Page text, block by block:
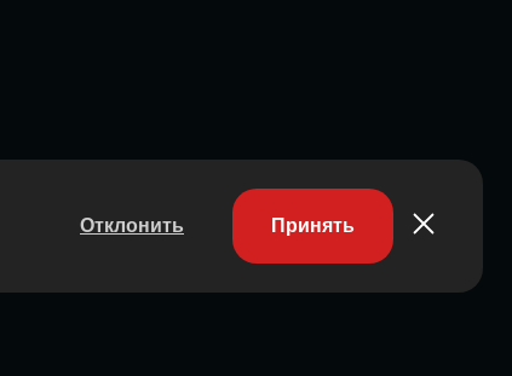
Отклонить Принять